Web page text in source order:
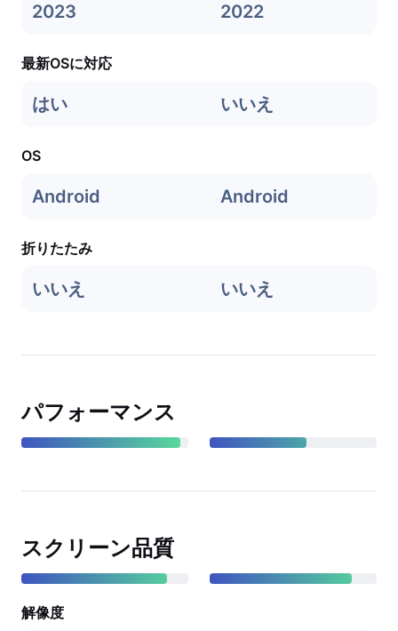
2023 2022
最新OSに対応
はい いいえ
OS
Android Android
折りたたみ
いいえ いいえ
パフォーマンス
スクリーン品質
解像度